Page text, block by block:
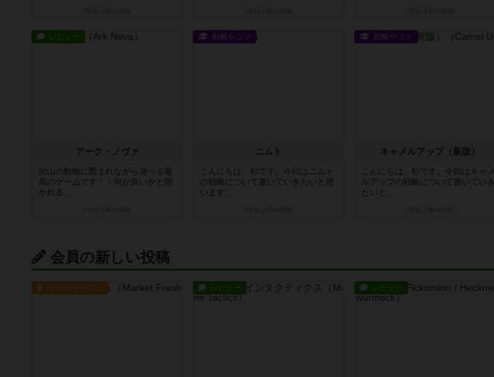
レビュー
アーク・ノヴァ
沢山の動物に囲まれながら遊べる最
高のゲームです！！何が良いかと聞
かれる...
戦略やコツ
ニムト
こんにちは、杉です。今回はニムト
の戦略について書いていきたいと思
います...
戦略やコツ
キャメルアップ（新版）
こんにちは、杉です。今回はキャメ
ルアップの戦略について書いていき
たいと...
会員の新しい投稿
ルール/インスト レビュー レビュー